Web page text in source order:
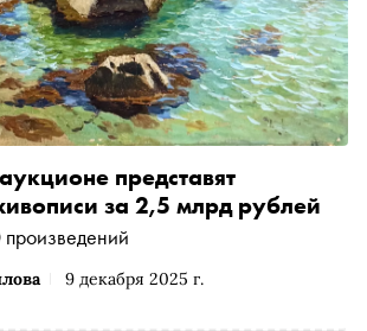
9 декабря 2025 г.
представят
за 2,5 млрд рублей